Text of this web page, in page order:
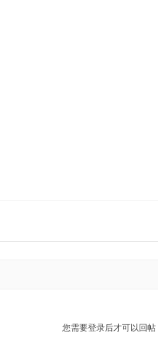
您需要登录后才可以回帖